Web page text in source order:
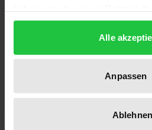
gesammelt haben.
Alle
Anpassen
Ablehnen
Jan 1, 1996
Year of Publication
Publisher